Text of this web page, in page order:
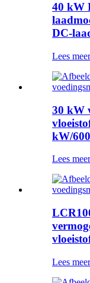
40 kW
DC-
Lees meer
30 kW
kW/
Lees meer
Lees meer